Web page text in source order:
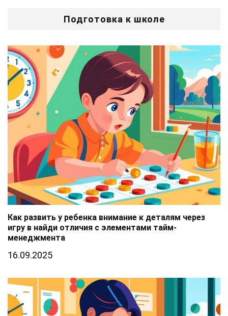
Подготовка к школе
Как развить у ребенка внимание к деталям через
игру в найди отличия с элементами тайм-
менеджмента
16.09.2025